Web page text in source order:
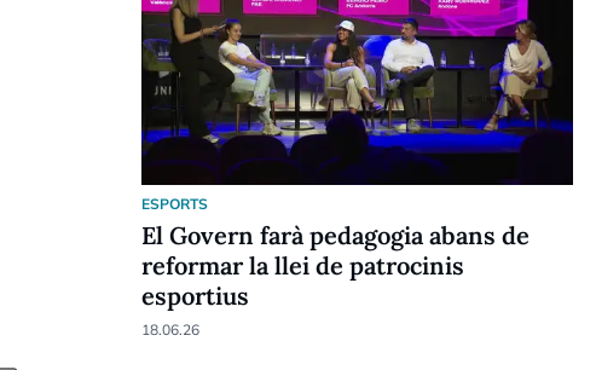
ESPORTS
El Govern farà pedagogia abans de
reformar la llei de patrocinis
esportius
18.06.26